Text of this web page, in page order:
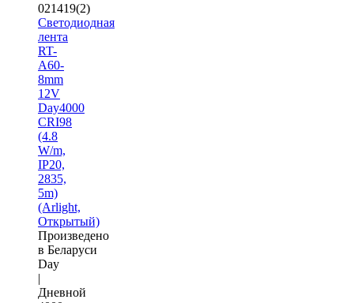
021419(2)
Светодиодная
лента
RT-
A60-
8mm
12V
Day4000
CRI98
(4.8
W/m,
IP20,
2835,
5m)
(Arlight,
Открытый)
Произведено
в Беларуси
Day
|
Дневной